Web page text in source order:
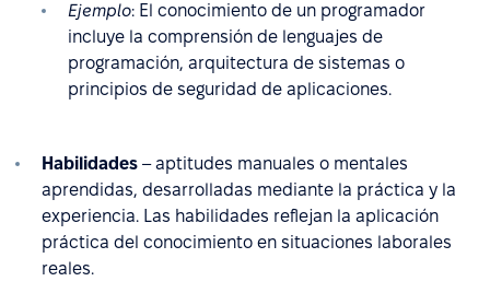
Ejemplo: El conocimiento de un programador
incluye la comprensión de lenguajes de
programación, arquitectura de sistemas o
principios de seguridad de aplicaciones.
Habilidades – aptitudes manuales o mentales
aprendidas, desarrolladas mediante la práctica y la
experiencia. Las habilidades reflejan la aplicación
práctica del conocimiento en situaciones laborales
reales.